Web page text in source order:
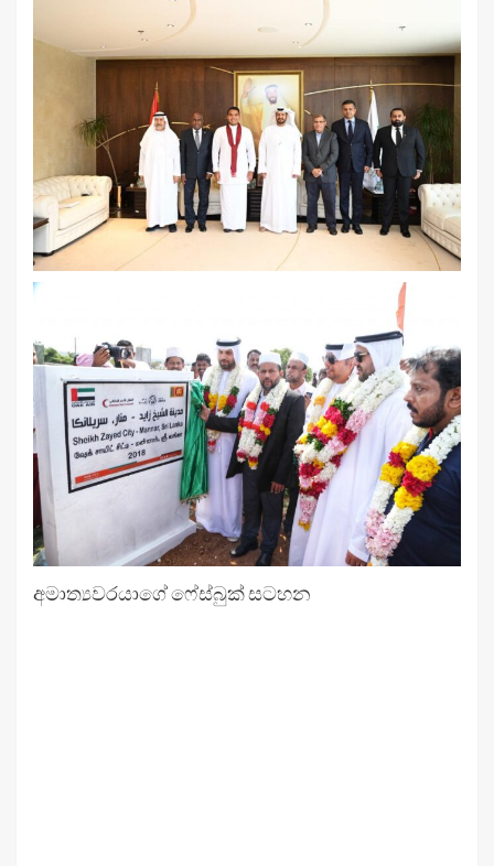
අමාත්‍යවරයාගේ ෆේස්බුක් සටහන